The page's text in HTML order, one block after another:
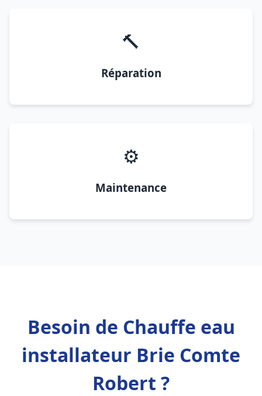
🔨
Réparation
⚙️
Maintenance
Besoin de Chauffe eau
installateur Brie Comte
Robert ?